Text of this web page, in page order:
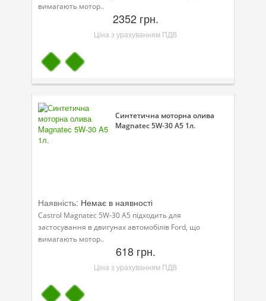
вимагають мотор..
2352 грн.
Ціна з урахуванням ПДВ
Синтетична моторна олива
Magnatec 5W-30 A5 1л.
Наявність: Немає в наявності
Castrol Magnatec 5W-30 A5 підходить для
застосування в двигунах автомобілів Ford, що
вимагають мотор..
618 грн.
Ціна з урахуванням ПДВ